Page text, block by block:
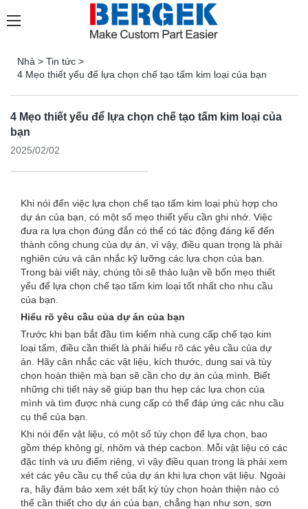
Nhà > Tin tức >
4 Mẹo thiết yếu để lựa chọn chế tạo tấm kim loại của bạn
4 Mẹo thiết yếu để lựa chọn chế tạo tấm kim loại của
bạn
2025/02/02
Khi nói đến việc lựa chọn chế tạo tấm kim loại phù hợp cho
dự án của bạn, có một số mẹo thiết yếu cần ghi nhớ. Việc
đưa ra lựa chọn đúng đắn có thể có tác động đáng kể đến
thành công chung của dự án, vì vậy, điều quan trọng là phải
nghiên cứu và cân nhắc kỹ lưỡng các lựa chọn của bạn.
Trong bài viết này, chúng tôi sẽ thảo luận về bốn mẹo thiết
yếu để lựa chọn chế tạo tấm kim loại tốt nhất cho nhu cầu
của bạn.
Hiểu rõ yêu cầu của dự án của bạn
Trước khi bạn bắt đầu tìm kiếm nhà cung cấp chế tạo kim
loại tấm, điều cần thiết là phải hiểu rõ các yêu cầu của dự
án. Hãy cân nhắc các vật liệu, kích thước, dung sai và tùy
chọn hoàn thiện mà bạn sẽ cần cho dự án của mình. Biết
những chi tiết này sẽ giúp bạn thu hẹp các lựa chọn của
mình và tìm được nhà cung cấp có thể đáp ứng các nhu cầu
cụ thể của bạn.
Khi nói đến vật liệu, có một số tùy chọn để lựa chọn, bao
gồm thép không gỉ, nhôm và thép cacbon. Mỗi vật liệu có các
đặc tính và ưu điểm riêng, vì vậy điều quan trọng là phải xem
xét các yêu cầu cụ thể của dự án khi lựa chọn vật liệu. Ngoài
ra, hãy đảm bảo xem xét bất kỳ tùy chọn hoàn thiện nào có
thể cần thiết cho dự án của bạn, chẳng hạn như sơn, sơn